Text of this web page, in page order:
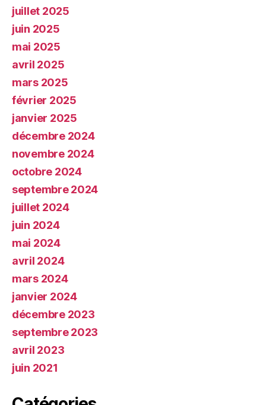
juillet 2025
juin 2025
mai 2025
avril 2025
mars 2025
février 2025
janvier 2025
décembre 2024
novembre 2024
octobre 2024
septembre 2024
juillet 2024
juin 2024
mai 2024
avril 2024
mars 2024
janvier 2024
décembre 2023
septembre 2023
avril 2023
juin 2021